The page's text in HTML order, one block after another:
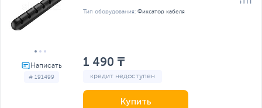
# 191499
Тип оборудования: Фиксатор кабеля
1 490 ₸
кредит недоступен
Купить